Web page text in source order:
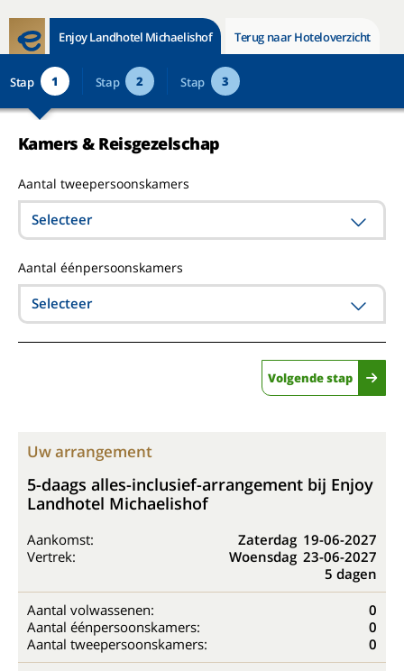
Enjoy Landhotel Michaelishof Terug naar Hoteloverzicht
Stap 1 Stap 2 Stap 3
Kamers & Reisgezelschap
Aantal tweepersoonskamers
Selecteer
Aantal éénpersoonskamers
Selecteer
Volgende stap
Uw arrangement
5-daags alles-inclusief-arrangement bij Enjoy
Landhotel Michaelishof
Aankomst: Zaterdag 19-06-2027
Vertrek:
Woensdag 23-06-2027
5 dagen
Aantal volwassenen:
0
Aantal éénpersoonskamers:
0
Aantal tweepersoonskamers:
0